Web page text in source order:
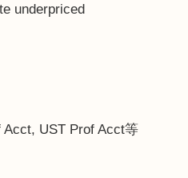
underpriced
Acct, UST Prof Acct等